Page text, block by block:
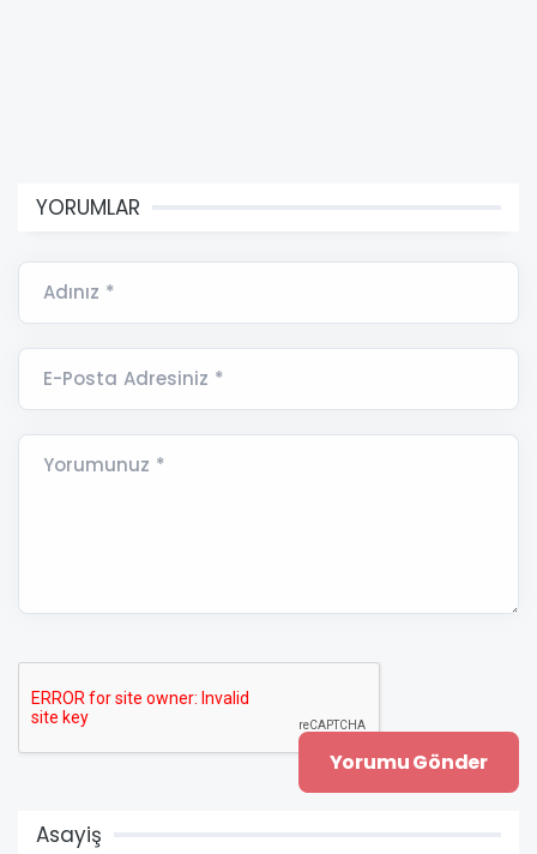
YORUMLAR
Adınız *
E-Posta Adresiniz *
Yorumunuz *
Asayiş